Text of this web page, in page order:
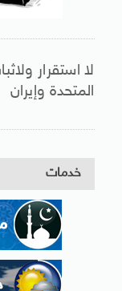
لا استقرار
المتحدة وإيران
خدمات